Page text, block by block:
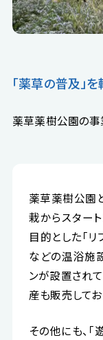
「薬草の普及」
薬草薬樹公園の事
薬草薬樹公園
栽からスター
目的とした「
などの温浴施
ンが設置され
産も販売してお
その他にも、